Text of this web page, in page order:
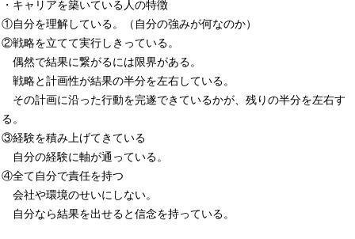
・キャリアを築いている人の特徴
①自分を理解している。（自分の強みが何なのか）
②戦略を立てて実行しきっている。
偶然で結果に繋がるには限界がある。
戦略と計画性が結果の半分を左右している。
その計画に沿った行動を完遂できているかが、残りの半分を左右す
る。
③経験を積み上げてきている
自分の経験に軸が通っている。
④全て自分で責任を持つ
会社や環境のせいにしない。
自分なら結果を出せると信念を持っている。